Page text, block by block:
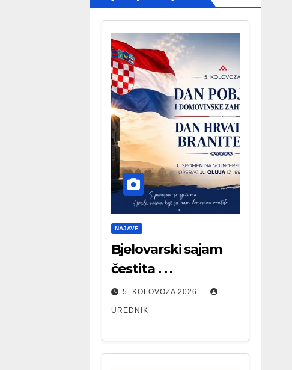
NAJAVE
Bjelovarski sajam
čestita . . .
5. KOLOVOZA 2026.
UREDNIK